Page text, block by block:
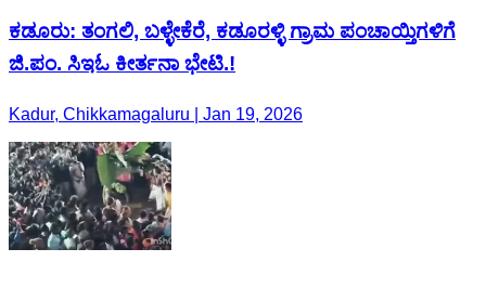
ಕಡೂರು: ತಂಗಲಿ, ಬಳ್ಳೇಕೆರೆ, ಕಡೂರಳ್ಳಿ‌ ಗ್ರಾಮ ಪಂಚಾಯ್ತಿಗಳಿಗೆ
ಜಿ.ಪಂ. ಸಿ‌ಇಓ‌ ಕೀರ್ತನಾ‌ ಭೇಟಿ.!
Kadur, Chikkamagaluru | Jan 19, 2026